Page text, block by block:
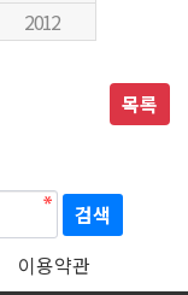
2012
목록
이용약관